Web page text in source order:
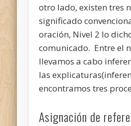
otro lado, existen tres
significado
oración, Nivel 2 lo
comunicado. Entre el
llevamos a cabo
las
encontramos tres
Asignación de